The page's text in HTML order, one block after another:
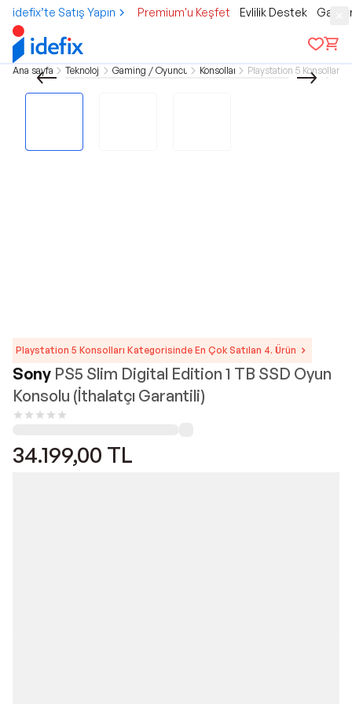
idefix’te Satış Yapın Premium'u Keşfet Evlilik Destek
Ana sayfa Teknoloji Gaming / Oyuncu Konsollar Playstation 5 Konsolları
Playstation 5 Konsolları Kategorisinde En Çok Satılan 4. Ürün
Sony PS5 Slim Digital Edition 1 TB SSD Oyun
Konsolu (İthalatçı Garantili)
34.199,00 TL